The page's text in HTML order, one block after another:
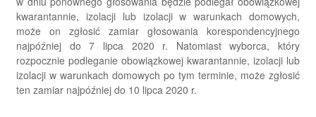
kwarantannie, izolacji lub izolacji w warunkach domowych,
może on zgłosić zamiar głosowania korespondencyjnego
najpóźniej do 7 lipca 2020 r. Natomiast wyborca, który
rozpocznie podleganie obowiązkowej kwarantannie, izolacji lub
izolacji w warunkach domowych po tym terminie, może zgłosić
ten zamiar najpóźniej do 10 lipca 2020 r.